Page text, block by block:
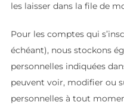
les laisser dans la file de
Pour les comptes qui
échéant), nous stockons
personnelles indiquées
peuvent voir, modifier ou
personnelles à tout